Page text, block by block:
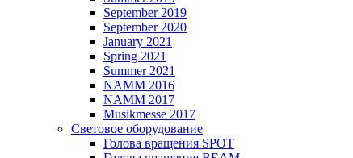
September 2019
September 2020
January 2021
Spring 2021
Summer 2021
NAMM 2016
NAMM 2017
Musikmesse 2017
Световое оборудование
Голова вращения SPOT